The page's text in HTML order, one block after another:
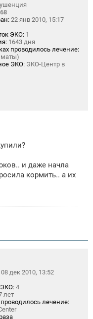
22 янв 2010, 15:17
ЭКО: 1
1643 дня
проводилось лечение:
ЭКО: ЭКО-Центр в
и даже начла
кормить.. а их
08 дек 2010, 13:52
ЭКО: 4
лет
лечение: